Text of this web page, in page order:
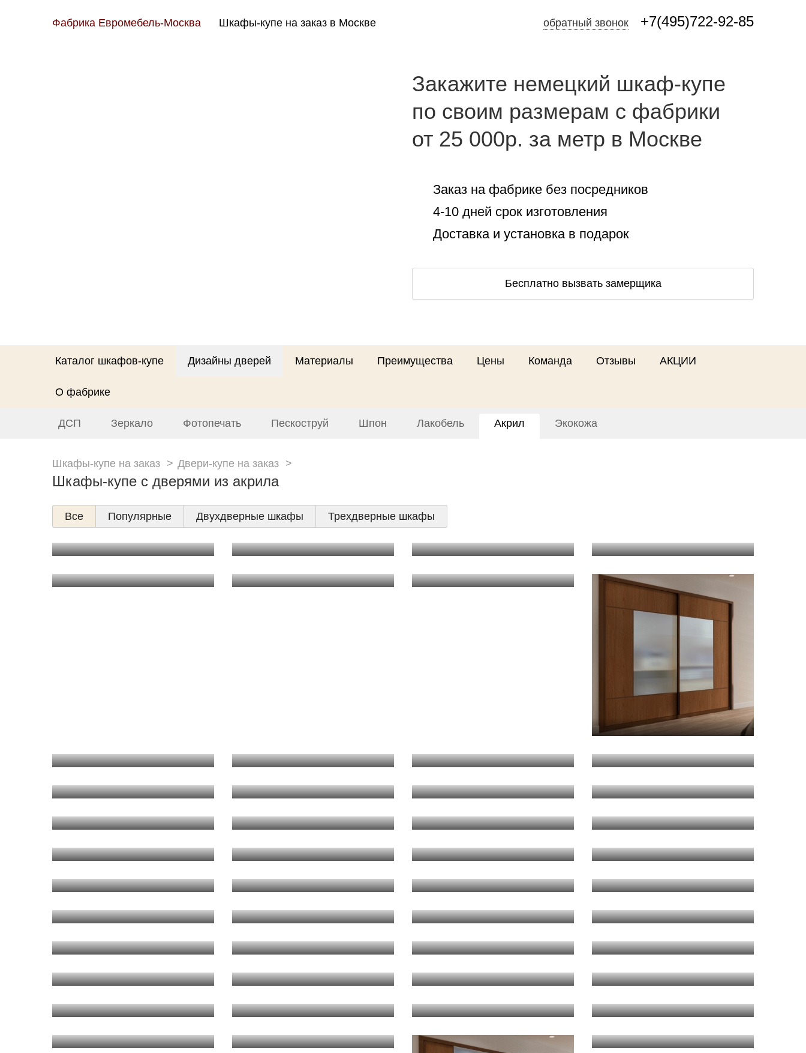
Фабрика Евромебель-Москва Шкафы-купе на заказ в Москве обратный звонок +7(495)722-92-85
Закажите немецкий шкаф-купе
по своим размерам с фабрики
от 25 000р. за метр в Москве
Заказ на фабрике без посредников
4-10 дней срок изготовления
Доставка и установка в подарок
Бесплатно вызвать замерщика
Каталог шкафов-купе Дизайны дверей Материалы Преимущества Цены Команда Отзывы АКЦИИ
О фабрике
ДСП Зеркало Фотопечать Пескоструй Шпон Лакобель Акрил Экокожа
Шкафы-купе на заказ Двери-купе на заказ
Шкафы-купе с дверями из акрила
Все Популярные Двухдверные шкафы Трехдверные шкафы